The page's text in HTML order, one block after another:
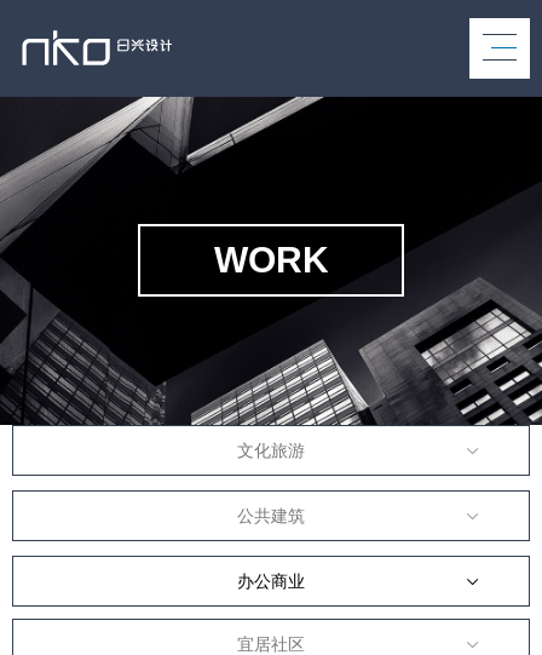
WORK
文化旅游
公共建筑
办公商业
宜居社区